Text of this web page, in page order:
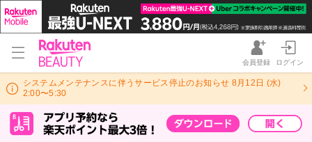
会員登録 ログイン
システムメンテナンスに伴うサービス停止のお知らせ 8月12日 (水)
2:00〜5:30